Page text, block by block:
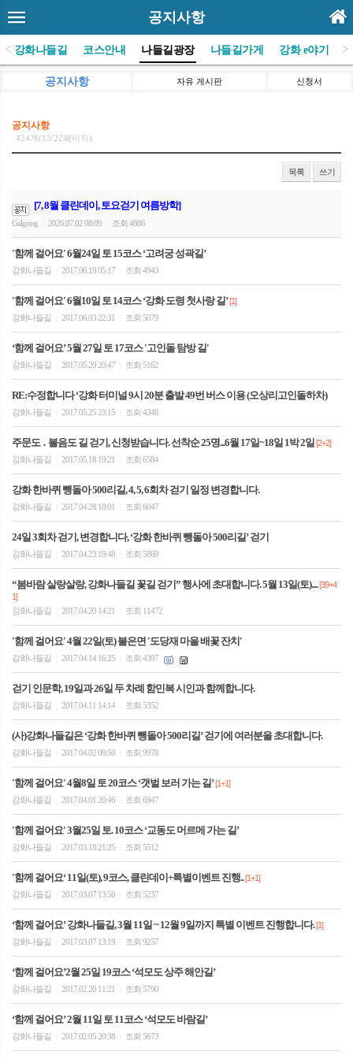
공지사항
<)강화나들길 코스안내 나들길광장 나들길가게 강화 e야기 >
공지사항 자유 게시판 신청서
공지사항
424개(13/22페이지)
목록 쓰기
[7, 8월 클린데이, 토요걷기 여름방학]
Galgong 2026.07.02 08:09 조회 4886
'함께 걸어요' 6월24일 토 15코스 ‘고려궁 성곽길’
강화나들길 2017.06.19 05:17 조회 4943
'함께 걸어요' 6월10일 토 14코스 ‘강화 도령 첫사랑 길’[1]
강화나들길
2017.06.03 22:31 조회 5079
‘함께 걸어요’ 5월 27일 토 17코스 '고인돌 탐방 길'
강화나들길 2017.05.20 20:47 조회 5162
RE:수정합니다 ‘강화 터미널 9시 20분 출발 49번 버스 이용 (오상리고인돌하차)
강화나들길 2017.05.25 23:15 조회 4348
주문도 ․ 볼음도 길 걷기, 신청받습니다. 선착순 25명...6월 17일~18일 1박 2일[2+2]
강화나들길
2017.05.18 19:21 조회 6584
강화 한바퀴 뺑돌아 500리길, 4, 5, 6회차 걷기 일정 변경합니다.
강화나들길 2017.04.28 18:01 조회 6047
24일 3회차 걷기, 변경합니다, ‘강화 한바퀴 뺑돌아 500리길’ 걷기
강화나들길 2017.04.23 19:48 조회 5869
“봄바람 살랑살랑, 강화나들길 꽃길 걷기” 행사에 초대합니다. 5월 13일(토)....[39+4
1]
강화나들길
2017.04.20 14:21 조회 11472
'함께 걸어요' 4월 22일(토) 불은면 '도당재 마을 배꽃 잔치'
강화나들길 2017.04.14 16:25 조회 4397
걷기 인문학, 19일과 26일 두 차례 함민복 시인과 함께합니다.
강화나들길 2017.04.11 14:14 조회 5352
(사)강화나들길은 ‘강화 한바퀴 뺑돌아 500리길’ 걷기에 여러분을 초대합니다.
강화나들길 2017.04.02 09:50 조회 9978
'함께 걸어요' 4월8일 토 20코스 ‘갯벌 보러 가는 길’[1+1]
강화나들길
2017.04.01 20:46 조회 6947
'함께 걸어요' 3월25일 토. 10코스 ‘교동도 머르메 가는 길’
강화나들길 2017.03.18 21:25 조회 5512
'함께 걸어요‘ 11일(토), 9코스, 클린데이+특별이벤트 진행..[1+1]
강화나들길
2017.03.07 13:56 조회 5237
‘함께 걸어요’ 강화나들길, 3월 11일 ~ 12월 9일까지 특별 이벤트 진행합니다.[1]
강화나들길
2017.03.07 13:19 조회 9257
‘함께 걸어요’2월 25일 19코스 ‘석모도 상주 해안길’
강화나들길 2017.02.20 11:21 조회 5790
‘함께 걸어요’ 2월 11일 토 11코스 ‘석모도 바람길’
강화나들길 2017.02.05 20:38 조회 5673